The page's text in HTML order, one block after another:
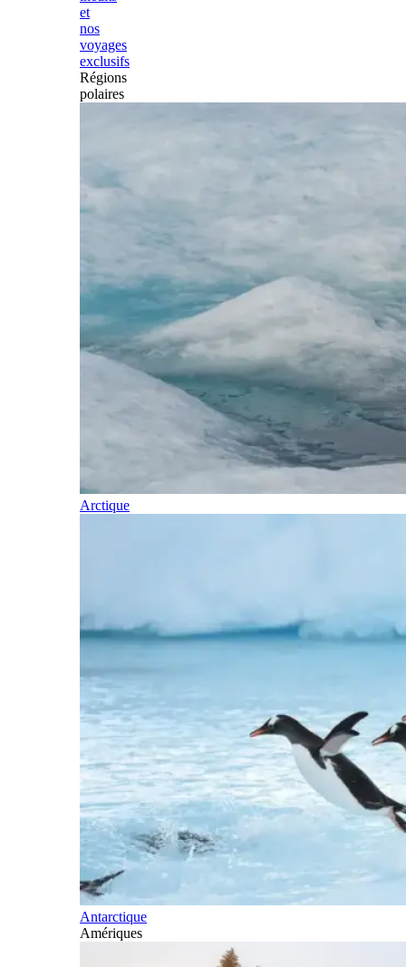
et
nos
voyages
exclusifs
Régions
polaires
Arctique
Antarctique
Amériques